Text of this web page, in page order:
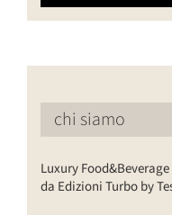
chi siamo
Luxury
da Edizioni Turbo by